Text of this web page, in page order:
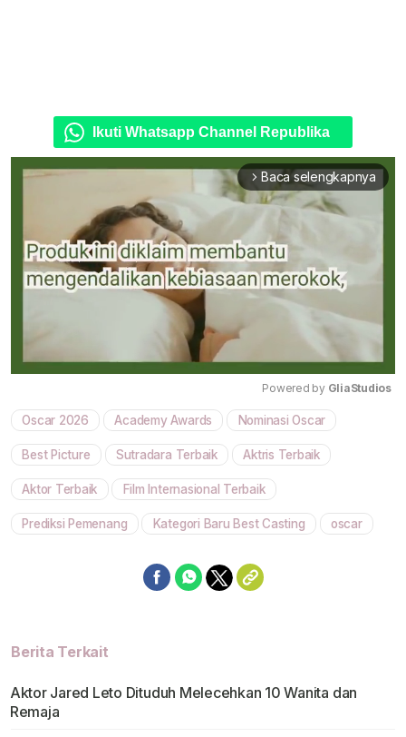
Ikuti Whatsapp Channel Republika
arrow_forward_ios Baca selengkapnya
Mute
Powered by GliaStudios
Oscar 2026 Academy Awards Nominasi Oscar
Best Picture Sutradara Terbaik Aktris Terbaik
Aktor Terbaik Film Internasional Terbaik
Prediksi Pemenang Kategori Baru Best Casting oscar
Berita Terkait
Aktor Jared Leto Dituduh Melecehkan 10 Wanita dan
Remaja